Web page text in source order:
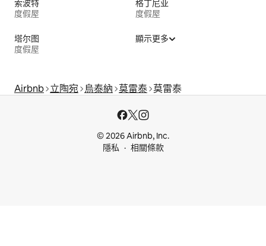
索波特
度假屋
格丁尼亚
度假屋
塔尔图
度假屋
顯示更多
Airbnb 立陶宛 烏泰納 莫雷泰 莫雷泰
© 2026 Airbnb, Inc.
隱私
相關條款